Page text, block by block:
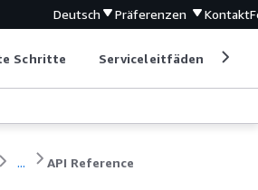
Deutsch Präferenzen Kontakt
Schritte Serviceleitfäden
... API Reference